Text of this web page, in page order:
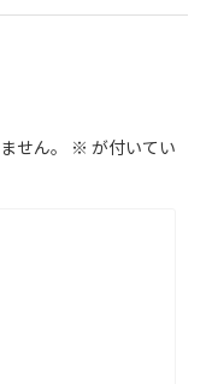
せん。 ※ が付いてい